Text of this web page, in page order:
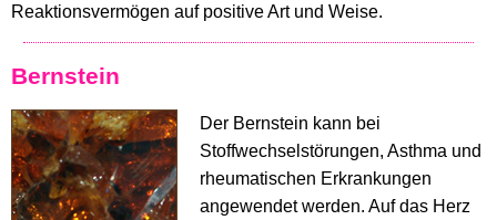
Reaktionsvermögen auf positive Art und Weise.
Bernstein
Der Bernstein kann bei
Stoffwechselstörungen, Asthma und
rheumatischen Erkrankungen
angewendet werden. Auf das Herz